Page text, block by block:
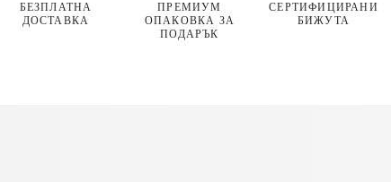
БЕЗПЛАТНА
ДОСТАВКА
ПРЕМИУМ
ОПАКОВКА ЗА
ПОДАРЪК
СЕРТИФИЦИРАНИ
БИЖУТА